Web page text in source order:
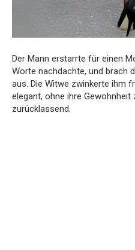
Der Mann erstarrte für einen
Worte nachdachte, und brach
aus. Die Witwe zwinkerte ihm
elegant, ohne ihre Gewohnheit
zurücklassend.